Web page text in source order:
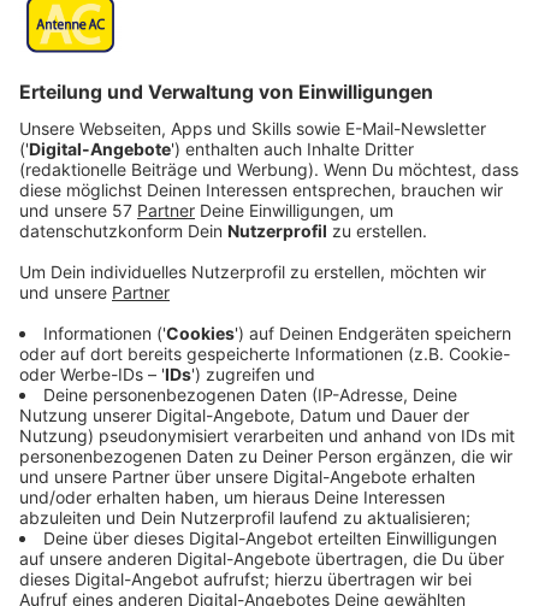
Veröffentlicht:
Anzeige
Nachdem diese von Thomas für einen gefährlichen
Auftrag in den Iran geschickt wurde, hat sie sich
nämlich in die Zielperson, den Geschäftsmann Farhad
(Cas Anvar), verliebt und ist seither untergetaucht.
Doch nun hört der Mossad-Kontaktmann sie am
anderen Ende der Leitung sagen, ihr Vater sei
gestorben. Schon wieder. Beim Geheimdienst klingeln
daher alle Alarmglocken, sodass Thomas kurzerhand
zu einem Krisentreffen beordert wird. Dieser muss
sich nun an alles, was er über Rachel weiß, erinnern.
Schließlich trägt sie brisantes Wissen und allerhand
Geheimdienst-Geheimnisse mit sich herum, die in den
falschen Händen äußerst gefährlich werden könnten.
Während er also versucht, der Ex-Spionin zu helfen,
soll er nun rausfinden, ob sie eine Bedrohung darstellt.